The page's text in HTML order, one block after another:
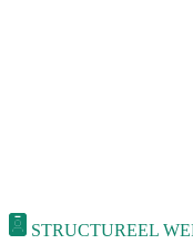
STRUCTUREEL